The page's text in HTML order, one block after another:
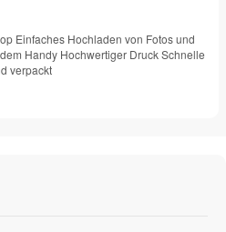
Einfaches Hochladen von Fotos und
Handy Hochwertiger Druck Schnelle
verpackt